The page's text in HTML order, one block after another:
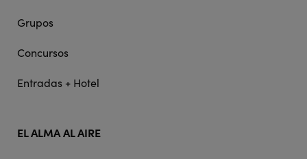
Grupos
Concursos
Entradas + Hotel
EL ALMA AL AIRE